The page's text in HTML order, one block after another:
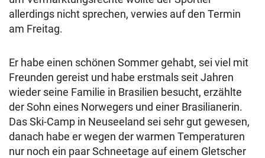
allerdings nicht sprechen, verwies auf den Termin
am Freitag.
Er habe einen schönen Sommer gehabt, sei viel mit
Freunden gereist und habe erstmals seit Jahren
wieder seine Familie in Brasilien besucht, erzählte
der Sohn eines Norwegers und einer Brasilianerin.
Das Ski-Camp in Neuseeland sei sehr gut gewesen,
danach habe er wegen der warmen Temperaturen
nur noch ein paar Schneetage auf einem Gletscher